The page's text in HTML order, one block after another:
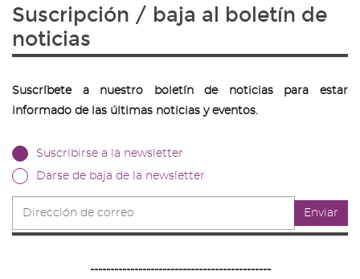
Suscripción / baja al boletín de
noticias
Suscríbete a nuestro boletín de noticias para estar
informado de las últimas noticias y eventos.
Suscribirse a la newsletter
Darse de baja de la newsletter
de
correo
Enviar
---------------------------------------------